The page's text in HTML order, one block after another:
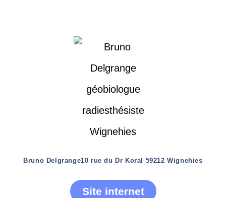
Bruno Delgrange10 rue du Dr Koral 59212 Wignehies
Site internet